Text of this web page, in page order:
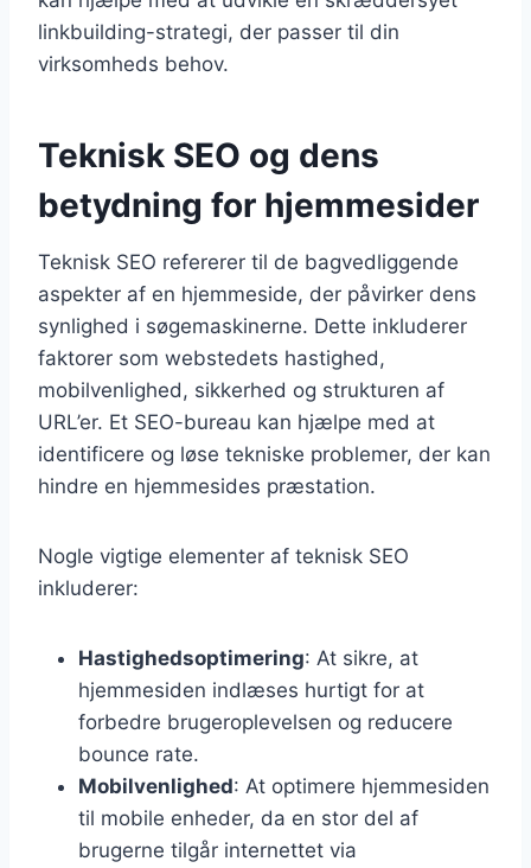
linkbuilding-strategi, der passer til din
virksomheds behov.
Teknisk SEO og dens
betydning for hjemmesider
Teknisk SEO refererer til de bagvedliggende
aspekter af en hjemmeside, der påvirker dens
synlighed i søgemaskinerne. Dette inkluderer
faktorer som webstedets hastighed,
mobilvenlighed, sikkerhed og strukturen af
URL’er. Et SEO-bureau kan hjælpe med at
identificere og løse tekniske problemer, der kan
hindre en hjemmesides præstation.
Nogle vigtige elementer af teknisk SEO
inkluderer:
Hastighedsoptimering: At sikre, at
hjemmesiden indlæses hurtigt for at
forbedre brugeroplevelsen og reducere
bounce rate.
Mobilvenlighed: At optimere hjemmesiden
til mobile enheder, da en stor del af
brugerne tilgår internettet via